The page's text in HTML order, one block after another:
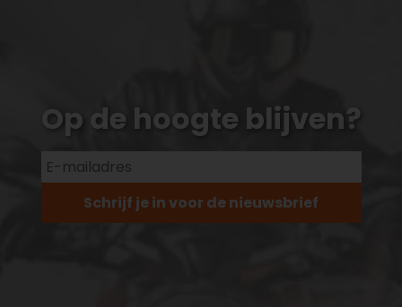
Op de hoogte blijven?
Schrijf je in voor de nieuwsbrief